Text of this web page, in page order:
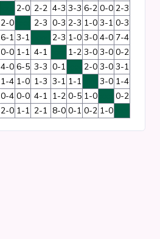
2-0 2-2 4-3 3-3 6-2 0-0 2-3
2-0 2-3 0-3 2-3 1-0 3-1 0-3
6-1 3-1 2-3 1-0 3-0 4-0 7-4
0-0 1-1 4-1 1-2 3-0 3-0 0-2
4-0 6-5 3-3 0-1 2-0 3-0 3-1
1-4 1-0 1-3 3-1 1-1 3-0 1-4
0-4 0-0 4-1 1-2 0-5 1-0
0-2
2-0 1-1 2-1 8-0 0-1 0-2 1-0